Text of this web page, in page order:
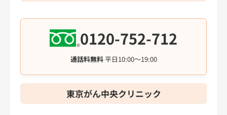
0120-752-712
通話料無料平日10:00～19:00
東京がん中央クリニック